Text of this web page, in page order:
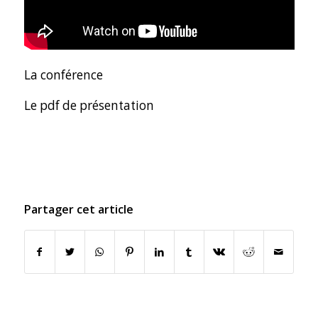
La conférence
Le pdf de présentation
Partager cet article